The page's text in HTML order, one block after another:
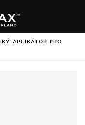
APLIKÁTOR PRO